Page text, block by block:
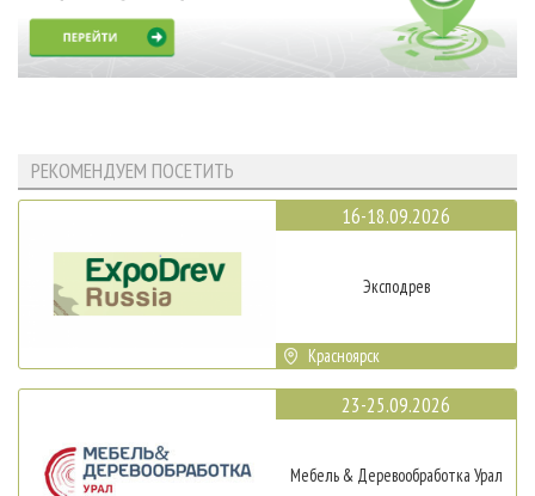
РЕКОМЕНДУЕМ ПОСЕТИТЬ
16-18.09.2026
Эксподрев
Красноярск
23-25.09.2026
Мебель & Деревообработка Урал